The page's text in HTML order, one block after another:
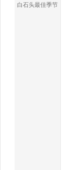
白石头最佳季节